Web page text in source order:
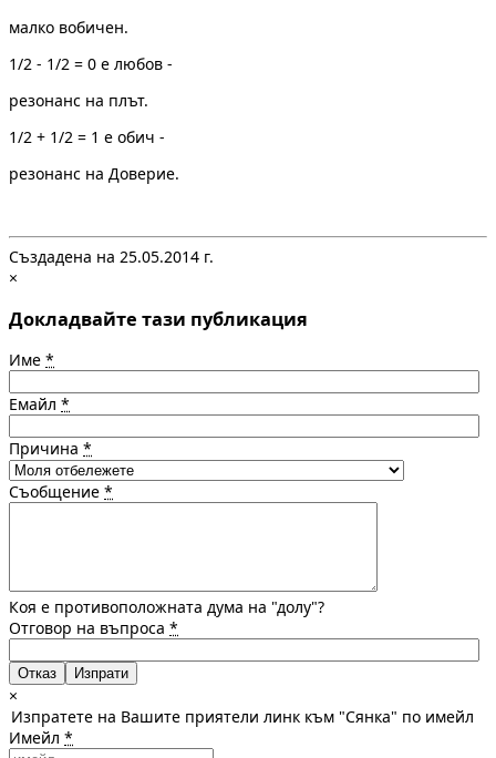
малко вобичен.
1/2 - 1/2 = 0 е любов -
резонанс на плът.
1/2 + 1/2 = 1 е обич -
резонанс на Доверие.
Създадена на 25.05.2014 г.
×
Докладвайте тази публикация
Име *
Емайл *
Причина *
Съобщение *
Коя е противоположната дума на "долу"?
Отговор на въпроса *
Отказ
×
Изпратете на Вашите приятели линк към "Сянка" по имейл
Имейл *